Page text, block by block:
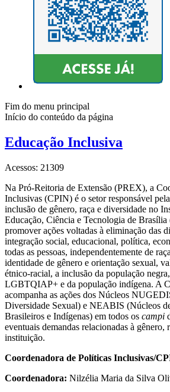
Fim do menu principal
Início do conteúdo da página
Educação Inclusiva
Acessos: 21309
Na Pró-Reitoria de Extensão (PREX), a
Inclusivas (CPIN) é o setor responsável
inclusão de gênero, raça e diversidade no
Educação, Ciência e Tecnologia de
promover ações voltadas à eliminação das
integração social, educacional, política,
todas as pessoas, independentemente de
identidade de gênero e orientação sexual,
étnico-racial, a inclusão da população
LGBTQIAP+ e da população indígena. A
acompanha as ações dos Núcleos
Diversidade Sexual) e NEABIS (Núcleos
Brasileiros e Indígenas) em todos os campi
eventuais demandas relacionadas à gênero,
instituição.
Coordenadora de Políticas Inclusivas/
Coordenadora: Nilzélia Maria da Silva